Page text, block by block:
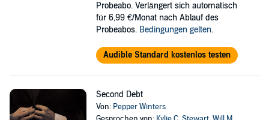
Probeabo. Verlängert sich automatisch
für 6,99 €/Monat nach Ablauf des
Probeabos. Bedingungen gelten.
Audible Standard kostenlos testen
Second Debt
Von: Pepper Winters